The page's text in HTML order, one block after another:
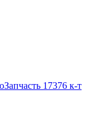
17376 к-т